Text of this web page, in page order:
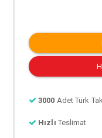
3000 Adet Türk
Hızlı Teslimat